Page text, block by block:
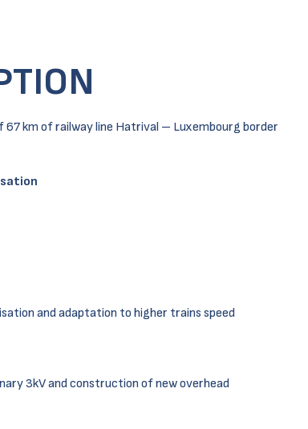
67 km of railway line Hatrival – Luxembourg border
and adaptation to higher trains speed
3kV and construction of new overhead